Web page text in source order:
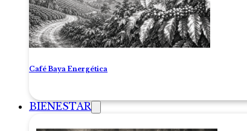
Café Baya Energética
BIENESTAR